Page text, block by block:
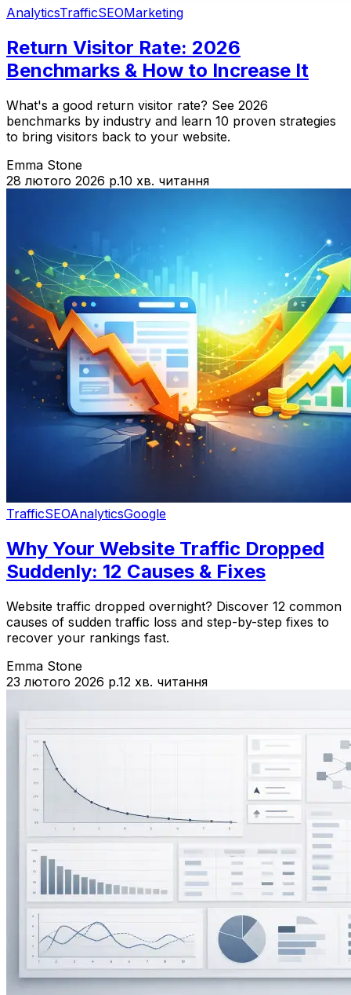
AnalyticsTrafficSEOMarketing
Return Visitor Rate: 2026
Benchmarks & How to Increase It
What's a good return visitor rate? See 2026
benchmarks by industry and learn 10 proven strategies
to bring visitors back to your website.
Emma Stone
28 лютого 2026 р.10 хв. читання
TrafficSEOAnalyticsGoogle
Why Your Website Traffic Dropped
Suddenly: 12 Causes & Fixes
Website traffic dropped overnight? Discover 12 common
causes of sudden traffic loss and step-by-step fixes to
recover your rankings fast.
Emma Stone
23 лютого 2026 р.12 хв. читання